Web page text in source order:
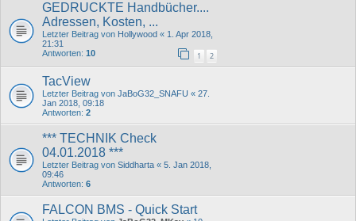
GEDRUCKTE Handbücher....
Adressen, Kosten, ...
Letzter Beitrag von Hollywood « 1. Apr 2018,
21:31
Antworten: 10 1 2
TacView
Letzter Beitrag von JaBoG32_SNAFU « 27.
Jan 2018, 09:18
Antworten: 2
*** TECHNIK Check
04.01.2018 ***
Letzter Beitrag von Siddharta « 5. Jan 2018,
09:46
Antworten: 6
FALCON BMS - Quick Start